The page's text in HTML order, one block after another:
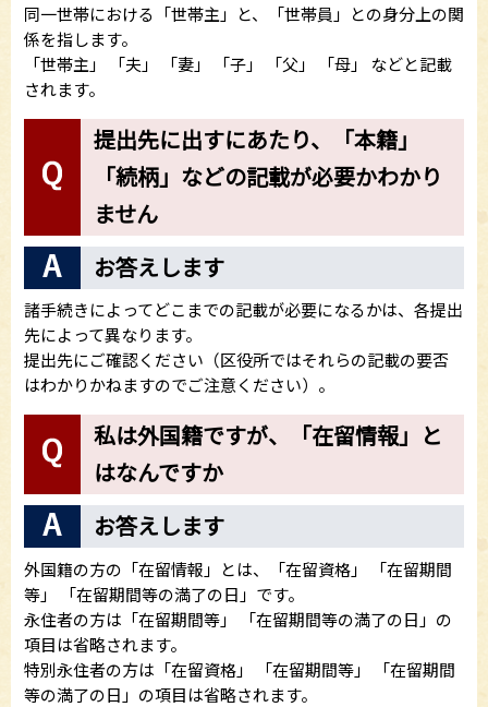
同一世帯における「世帯主」と、「世帯員」との身分上の関
係を指します。
「世帯主」 「夫」 「妻」 「子」 「父」 「母」 などと記載
されます。
提出先に出すにあたり、「本籍」
「続柄」などの記載が必要かわかり
ません
お答えします
諸手続きによってどこまでの記載が必要になるかは、各提出
先によって異なります。
提出先にご確認ください（区役所ではそれらの記載の要否
はわかりかねますのでご注意ください）。
私は外国籍ですが、「在留情報」と
はなんですか
お答えします
外国籍の方の「在留情報」とは、「在留資格」 「在留期間
等」 「在留期間等の満了の日」です。
永住者の方は「在留期間等」 「在留期間等の満了の日」の
項目は省略されます。
特別永住者の方は「在留資格」 「在留期間等」 「在留期間
等の満了の日」の項目は省略されます。